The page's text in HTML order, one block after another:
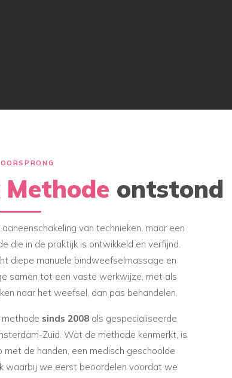
Methode ontstond
van technieken, maar een
die in de praktijk is ontwikkeld en verfijnd.
diepe manuele bindweefselmassage en
samen tot een vaste werkwijze, met als
naar het weefsel, dan pas behandelen.
sinds 2008als gespecialiseerde
Zuid. Wat de methode kenmerkt, is
de handen, een medisch geschoolde
waarbij we eerst beoordelen voordat we